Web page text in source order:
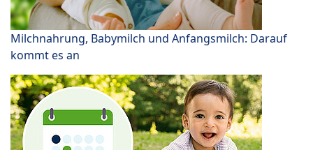
Milchnahrung, Babymilch und Anfangsmilch: Darauf
kommt es an